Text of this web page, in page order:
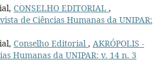
CONSELHO EDITORIAL ,
de Ciências Humanas da UNIPAR:
Conselho Editorial , AKRÓPOLIS -
Humanas da UNIPAR: v. 14 n. 3